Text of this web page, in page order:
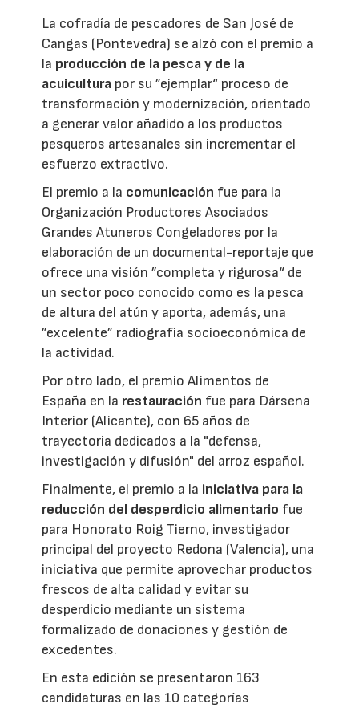
La cofradía de pescadores de San José de
Cangas (Pontevedra) se alzó con el premio a
la producción de la pesca y de la
acuicultura por su ”ejemplar“ proceso de
transformación y modernización, orientado
a generar valor añadido a los productos
pesqueros artesanales sin incrementar el
esfuerzo extractivo.
El premio a la comunicación fue para la
Organización Productores Asociados
Grandes Atuneros Congeladores por la
elaboración de un documental-reportaje que
ofrece una visión ”completa y rigurosa“ de
un sector poco conocido como es la pesca
de altura del atún y aporta, además, una
”excelente” radiografía socioeconómica de
la actividad.
Por otro lado, el premio Alimentos de
España en la restauración fue para Dársena
Interior (Alicante), con 65 años de
trayectoria dedicados a la "defensa,
investigación y difusión" del arroz español.
Finalmente, el premio a la iniciativa para la
reducción del desperdicio alimentario fue
para Honorato Roig Tierno, investigador
principal del proyecto Redona (Valencia), una
iniciativa que permite aprovechar productos
frescos de alta calidad y evitar su
desperdicio mediante un sistema
formalizado de donaciones y gestión de
excedentes.
En esta edición se presentaron 163
candidaturas en las 10 categorías